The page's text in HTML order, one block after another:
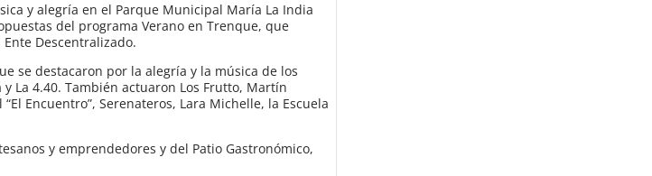
y alegría en el Parque Municipal María La India
del programa Verano en Trenque, que
Descentralizado.
se destacaron por la alegría y la música de los
La 4.40. También actuaron Los Frutto, Martín
Encuentro”, Serenateros, Lara Michelle, la Escuela
y emprendedores y del Patio Gastronómico,